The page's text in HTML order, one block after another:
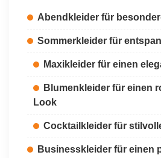
Abendkleider für
Sommerkleider für
Maxikleider für einen
Blumenkleider für einen
Look
Cocktailkleider für
Businesskleider für einen